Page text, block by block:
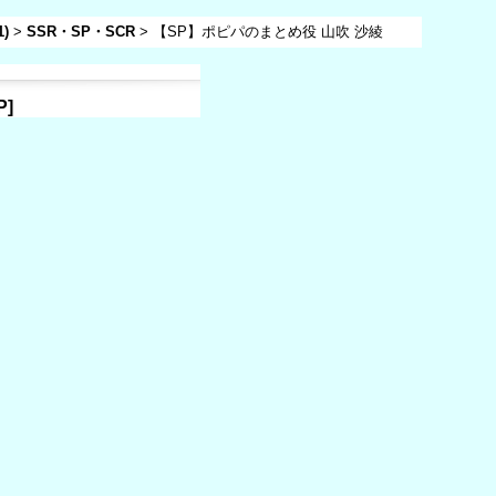
> SSR・SP・SCR > 【SP】ポピパのまとめ役 山吹 沙綾
]